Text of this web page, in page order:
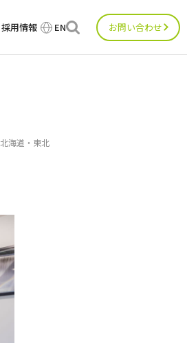
採用情報 EN お問い合わせ
北海道・東北